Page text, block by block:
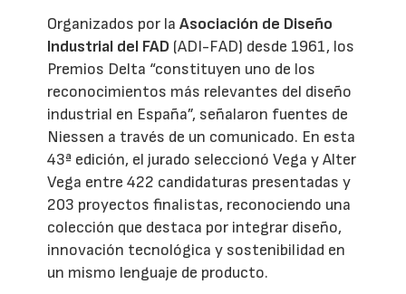
Organizados por laAsociación de Diseño
Industrial del FAD (ADI-FAD) desde 1961, los
Premios Delta “constituyen uno de los
reconocimientos más relevantes del diseño
industrial en España”, señalaron fuentes de
Niessen a través de un comunicado. En esta
43ª edición, el jurado seleccionó Vega y Alter
Vega entre 422 candidaturas presentadas y
203 proyectos finalistas, reconociendo una
colección que destaca por integrar diseño,
innovación tecnológica y sostenibilidad en
un mismo lenguaje de producto.